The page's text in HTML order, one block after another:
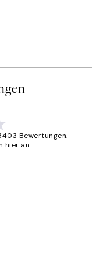
Bewertungen.
hier an.